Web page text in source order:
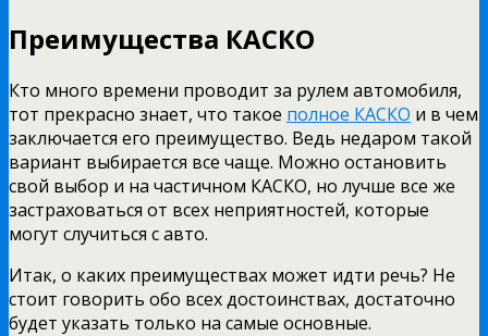
Преимущества КАСКО
Кто много времени проводит за рулем автомобиля,
тот прекрасно знает, что такое полное КАСКО и в чем
заключается его преимущество. Ведь недаром такой
вариант выбирается все чаще. Можно остановить
свой выбор и на частичном КАСКО, но лучше все же
застраховаться от всех неприятностей, которые
могут случиться с авто.
Итак, о каких преимуществах может идти речь? Не
стоит говорить обо всех достоинствах, достаточно
будет указать только на самые основные.